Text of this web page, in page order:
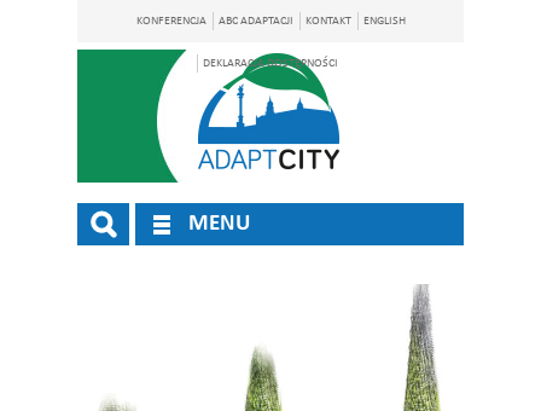
KONFERENCJA ABC ADAPTACJI KONTAKT ENGLISH
DEKLARACJA DOSTĘPNOŚCI
MENU